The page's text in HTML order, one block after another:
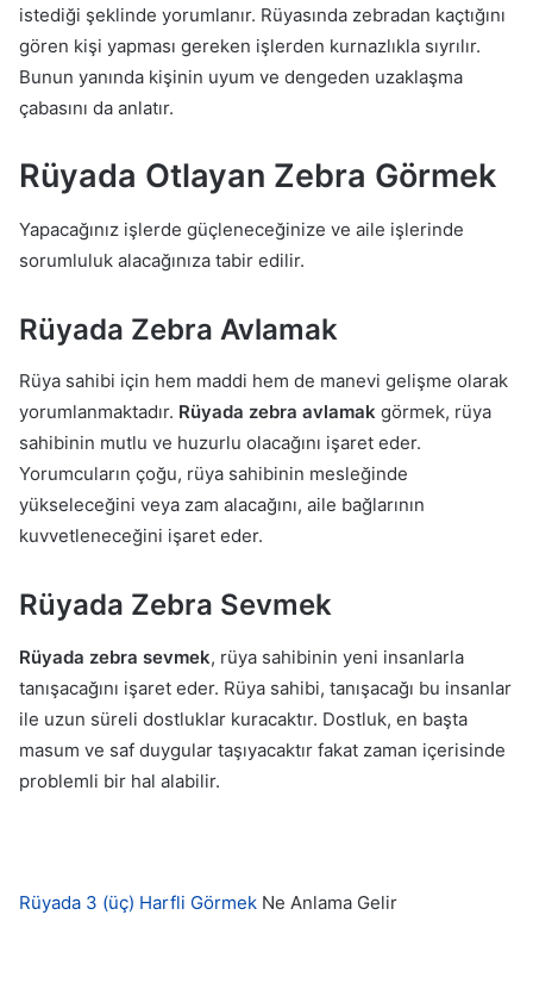
istediği şeklinde yorumlanır. Rüyasında zebradan kaçtığını
gören kişi yapması gereken işlerden kurnazlıkla sıyrılır.
Bunun yanında kişinin uyum ve dengeden uzaklaşma
çabasını da anlatır.
Rüyada Otlayan Zebra Görmek
Yapacağınız işlerde güçleneceğinize ve aile işlerinde
sorumluluk alacağınıza tabir edilir.
Rüyada Zebra Avlamak
Rüya sahibi için hem maddi hem de manevi gelişme olarak
yorumlanmaktadır. Rüyada zebra avlamak görmek, rüya
sahibinin mutlu ve huzurlu olacağını işaret eder.
Yorumcuların çoğu, rüya sahibinin mesleğinde
yükseleceğini veya zam alacağını, aile bağlarının
kuvvetleneceğini işaret eder.
Rüyada Zebra Sevmek
Rüyada zebra sevmek, rüya sahibinin yeni insanlarla
tanışacağını işaret eder. Rüya sahibi, tanışacağı bu insanlar
ile uzun süreli dostluklar kuracaktır. Dostluk, en başta
masum ve saf duygular taşıyacaktır fakat zaman içerisinde
problemli bir hal alabilir.
Rüyada 3 (üç) Harfli Görmek Ne Anlama Gelir